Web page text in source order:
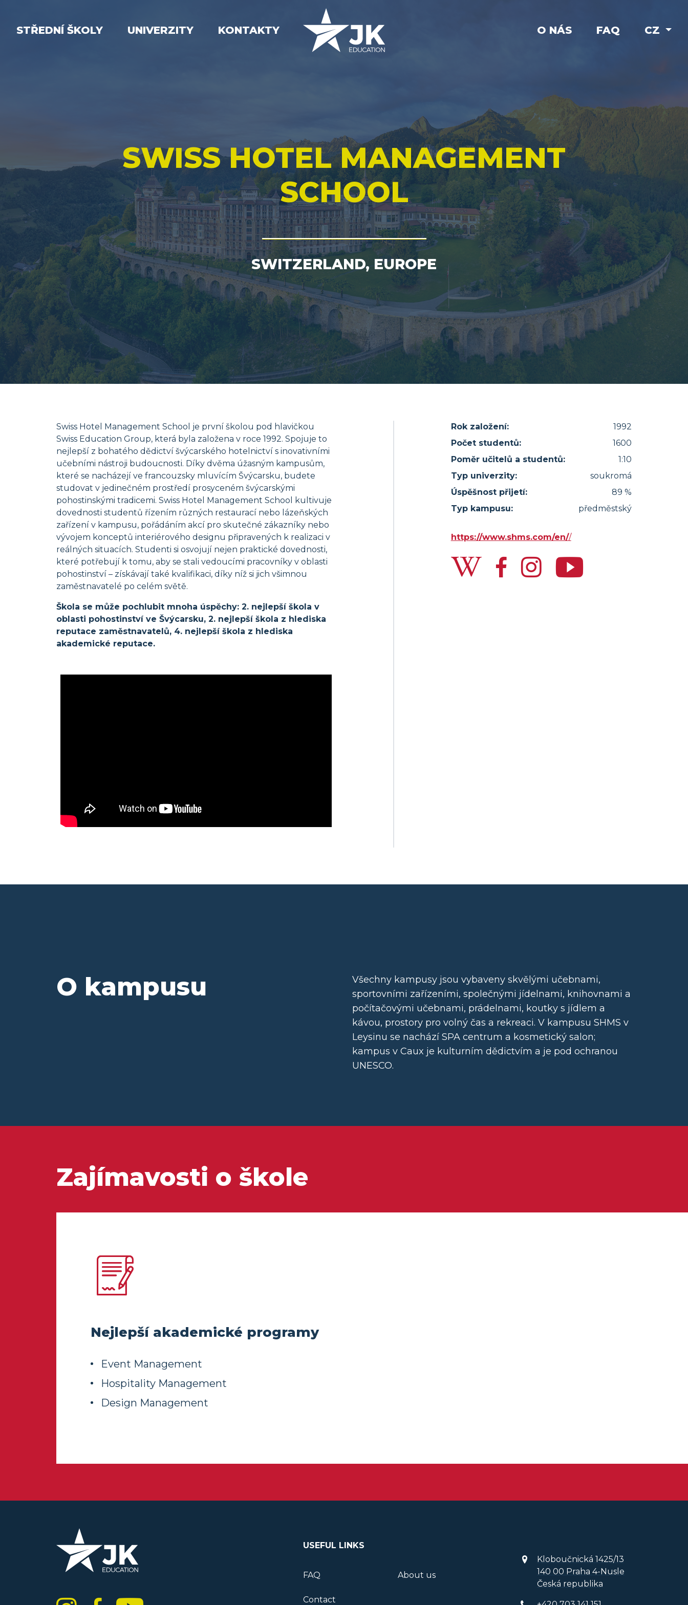
STŘEDNÍ ŠKOLY UNIVERZITY KONTAKTY O NÁS FAQ CZ
SWISS HOTEL MANAGEMENT
SCHOOL
SWITZERLAND, EUROPE
Swiss Hotel Management School je první školou pod hlavičkou
Swiss Education Group, která byla založena v roce 1992. Spojuje to
nejlepší z bohatého dědictví švýcarského hotelnictví s inovativními
učebními nástroji budoucnosti. Díky dvěma úžasným kampusům,
které se nacházejí ve francouzsky mluvícím Švýcarsku, budete
studovat v jedinečném prostředí prosyceném švýcarskými
pohostinskými tradicemi. Swiss Hotel Management School kultivuje
dovednosti studentů řízením různých restaurací nebo lázeňských
zařízení v kampusu, pořádáním akcí pro skutečné zákazníky nebo
vývojem konceptů interiérového designu připravených k realizaci v
reálných situacích. Studenti si osvojují nejen praktické dovednosti,
které potřebují k tomu, aby se stali vedoucími pracovníky v oblasti
pohostinství – získávají také kvalifikaci, díky níž si jich všimnou
zaměstnavatelé po celém světě.
Škola se může pochlubit mnoha úspěchy: 2. nejlepší škola v
oblasti pohostinství ve Švýcarsku, 2. nejlepší škola z hlediska
reputace zaměstnavatelů, 4. nejlepší škola z hlediska
akademické reputace.
Rok založení:
1992
Počet studentů:
1600
Poměr učitelů a studentů:
1:10
Typ univerzity:
soukromá
Úspěšnost přijetí:
89 %
Typ kampusu:
předměstský
https://www.shms.com/en//
O kampusu
Všechny kampusy jsou vybaveny skvělými učebnami,
sportovními zařízeními, společnými jídelnami, knihovnami a
počítačovými učebnami, prádelnami, koutky s jídlem a
kávou, prostory pro volný čas a rekreaci. V kampusu SHMS v
Leysinu se nachází SPA centrum a kosmetický salon;
kampus v Caux je kulturním dědictvím a je pod ochranou
UNESCO.
Zajímavosti o škole
Nejlepší akademické programy
Event Management
Hospitality Management
Design Management
USEFUL LINKS
FAQ
Contact
About us
Kloboučnická 1425/13
140 00 Praha 4-Nusle
Česká republika